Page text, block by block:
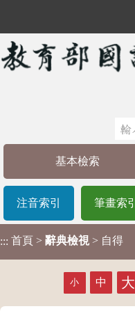
基本檢索
注音索引 筆畫索引
::: 首頁 > 辭典檢視 > 自得
小 中 大